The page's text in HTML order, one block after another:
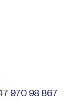
970 98 867